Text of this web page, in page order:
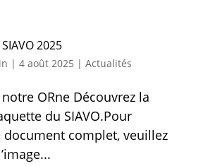
2025
| 4 août 2025 | Actualités
ORne Découvrez la
du SIAVO.Pour
document complet, veuillez